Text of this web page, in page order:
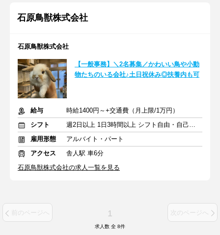
石原鳥獣株式会社
石原鳥獣株式会社
【一般事務】＼2名募集／かわいい鳥や小動
物たちのいる会社♪土日祝休み◎扶養内も可
給与
時給1400円～+交通費（月上限/1万円）
シフト
週2日以上 1日3時間以上 シフト自由・自己申告
雇用形態
アルバイト・パート
アクセス
舎人駅 車6分
石原鳥獣株式会社の求人一覧を見る
前のページへ 1 次のページへ
求人数 全 8件